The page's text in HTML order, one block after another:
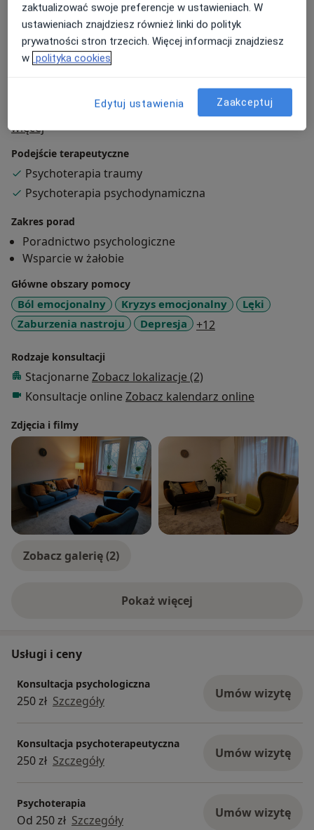
Zapraszam do kontaktu
Aleksandra Bakalarska
Po zapisaniu się na wizytę przez portal recepcja
Państwem w celu potwierdzenia terminu wizyty.
więcejO mnie
Podejście terapeutyczne
Psychoterapia traumy
Psychoterapia psychodynamiczna
Zakres porad
Poradnictwo psychologiczne
Wsparcie w żałobie
Główne obszary pomocy
Ból emocjonalny Kryzys emocjonalny
Lęki
Zaburzenia nastroju
Depresja +12
Rodzaje konsultacji
Stacjonarne Zobacz lokalizacje (2)
Konsultacje online Zobacz kalendarz online
Zdjęcia i filmy
Zobacz galerię (2)
Pokaż więcejo doświadczeniu
Usługi i ceny
Konsultacja psychologiczna
250 zł Szczegóły Umów wizytę
Konsultacja psychoterapeutyczna
250 zł Szczegóły Umów wizytę
Psychoterapia
Od 250 zł Szczegóły Umów wizytę
zaktualizować swoje preferencje w ustawieniach. W
ustawieniach znajdziesz również linki do polityk
prywatności stron trzecich. Więcej informacji znajdziesz
w polityka cookies
Edytuj ustawienia Zaakceptuj